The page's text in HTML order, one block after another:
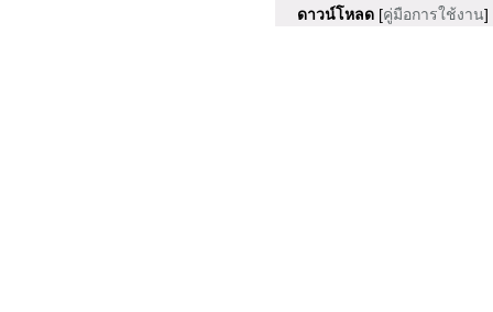
ดาวน์โหลด [คู่มือการใช้งาน]